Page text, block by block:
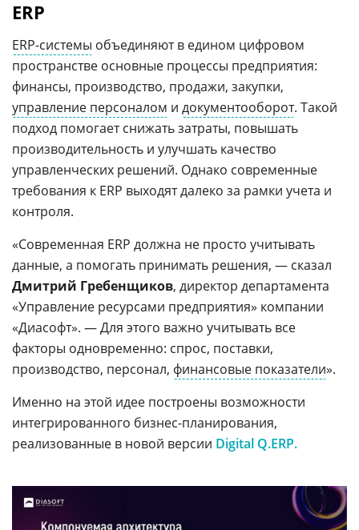
ERP
ERP-системы объединяют в едином цифровом
пространстве основные процессы предприятия:
финансы, производство, продажи, закупки,
управление персоналом и документооборот. Такой
подход помогает снижать затраты, повышать
производительность и улучшать качество
управленческих решений. Однако современные
требования к ERP выходят далеко за рамки учета и
контроля.
«Современная ERP должна не просто учитывать
данные, а помогать принимать решения, — сказал
Дмитрий Гребенщиков, директор департамента
«Управление ресурсами предприятия» компании
«Диасофт». — Для этого важно учитывать все
факторы одновременно: спрос, поставки,
производство, персонал, финансовые показатели».
Именно на этой идее построены возможности
интегрированного бизнес-планирования,
реализованные в новой версии Digital Q.ERP.